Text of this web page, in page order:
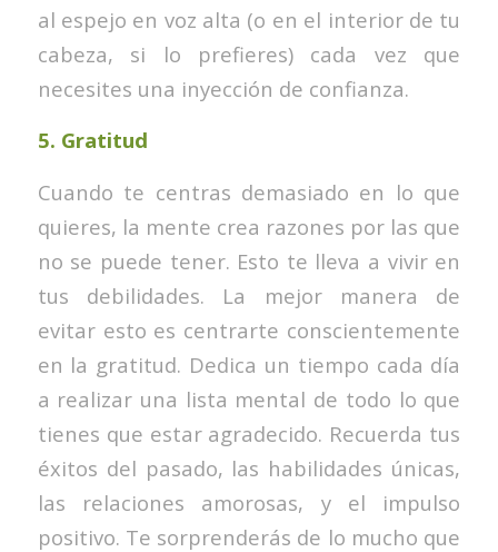
al espejo en voz alta (o en el interior de tu
cabeza, si lo prefieres) cada vez que
necesites una inyección de confianza.
5. Gratitud
Cuando te centras demasiado en lo que
quieres, la mente crea razones por las que
no se puede tener. Esto te lleva a vivir en
tus debilidades. La mejor manera de
evitar esto es centrarte conscientemente
en la gratitud. Dedica un tiempo cada día
a realizar una lista mental de todo lo que
tienes que estar agradecido. Recuerda tus
éxitos del pasado, las habilidades únicas,
las relaciones amorosas, y el impulso
positivo. Te sorprenderás de lo mucho que